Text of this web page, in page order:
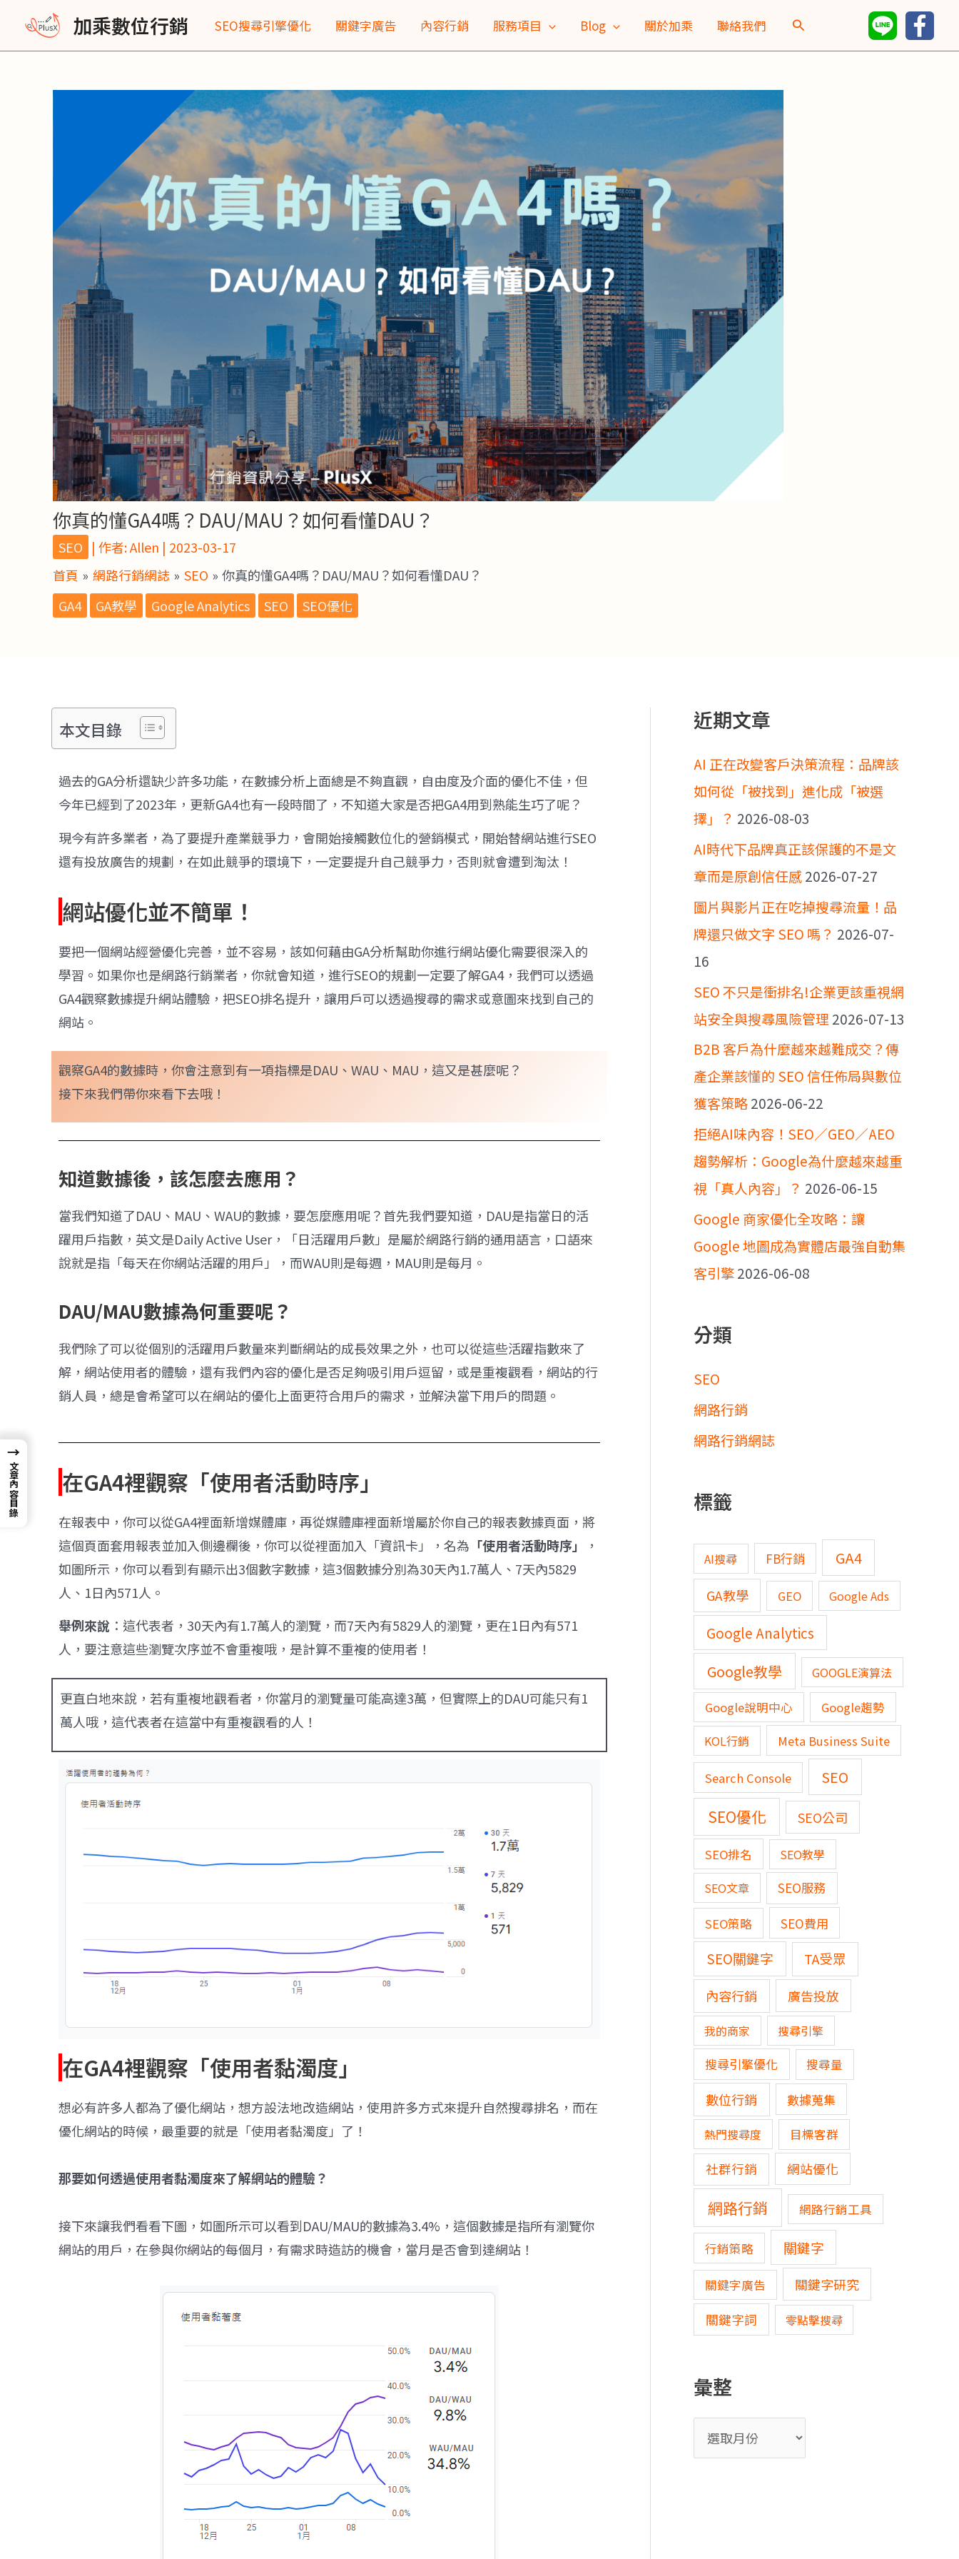
主
加乘數位行銷 SEO搜尋引擎優化 關鍵字廣告 內容行銷 服務項目 Blog 關於加乘 聯絡我們
你真的懂GA4嗎？DAU/MAU？如何看懂DAU？
SEO | 作者:Allen | 2023-03-17
首頁
網路行銷網誌 SEO
你真的懂GA4嗎？DAU/MAU？如何看懂DAU？
GA4
GA教學 Google Analytics SEO SEO優化
本文目錄
過去的GA分析還缺少許多功能，在數據分析上面總是不夠直觀，自由度及介面的優化不佳，但
今年已經到了2023年，更新GA4也有一段時間了，不知道大家是否把GA4用到熟能生巧了呢？
現今有許多業者，為了要提升產業競爭力，會開始接觸數位化的營銷模式，開始替網站進行SEO
還有投放廣告的規劃，在如此競爭的環境下，一定要提升自己競爭力，否則就會遭到淘汰！
網站優化並不簡單！
要把一個網站經營優化完善，並不容易，該如何藉由GA分析幫助你進行網站優化需要很深入的
學習。如果你也是網路行銷業者，你就會知道，進行SEO的規劃一定要了解GA4，我們可以透過
GA4觀察數據提升網站體驗，把SEO排名提升，讓用戶可以透過搜尋的需求或意圖來找到自己的
網站。
觀察GA4的數據時，你會注意到有一項指標是DAU、WAU、MAU，這又是甚麼呢？
接下來我們帶你來看下去哦！
知道數據後，該怎麼去應用？
當我們知道了DAU、MAU、WAU的數據，要怎麼應用呢？首先我們要知道，DAU是指當日的活
躍用戶指數，英文是Daily Active User，「日活躍用戶數」是屬於網路行銷的通用語言，口語來
說就是指「每天在你網站活躍的用戶」，而WAU則是每週，MAU則是每月。
DAU/MAU數據為何重要呢？
我們除了可以從個別的活躍用戶數量來判斷網站的成長效果之外，也可以從這些活躍指數來了
解，網站使用者的體驗，還有我們內容的優化是否足夠吸引用戶逗留，或是重複觀看，網站的行
銷人員，總是會希望可以在網站的優化上面更符合用戶的需求，並解決當下用戶的問題。
在GA4裡觀察「使用者活動時序」
在報表中，你可以從GA4裡面新增媒體庫，再從媒體庫裡面新增屬於你自己的報表數據頁面，將
這個頁面套用報表並加入側邊欄後，你可以從裡面加入「資訊卡」，名為 「使用者活動時序」
，
如圖所示，你可以看到有顯示出3個數字數據，這3個數據分別為30天內1.7萬人、7天內5829
人、1日內571人。
舉例來說 ：這代表者，30天內有1.7萬人的瀏覽，而7天內有5829人的瀏覽，更在1日內有571
人，要注意這些瀏覽次序並不會重複哦，是計算不重複的使用者！
更直白地來說，若有重複地觀看者，你當月的瀏覽量可能高達3萬，但實際上的DAU可能只有1
萬人哦，這代表者在這當中有重複觀看的人！
在GA4裡觀察「使用者黏濁度」
想必有許多人都為了優化網站，想方設法地改造網站，使用許多方式來提升自然搜尋排名，而在
優化網站的時候，最重要的就是「使用者黏濁度」了！
那要如何透過使用者黏濁度來了解網站的體驗？
接下來讓我們看看下圖，如圖所示可以看到DAU/MAU的數據為3.4%，這個數據是指所有瀏覽你
網站的用戶，在參與你網站的每個月，有需求時造訪的機會，當月是否會到達網站！
Post
navigation
近期文章
AI 正在改變客戶決策流程：品牌該
如何從「被找到」進化成「被選
擇」？ 2026-08-03
AI時代下品牌真正該保護的不是文
章而是原創信任感2026-07-27
圖片與影片正在吃掉搜尋流量！品
牌還只做文字 SEO 嗎？ 2026-07-
16
SEO 不只是衝排名!企業更該重視網
站安全與搜尋風險管理 2026-07-13
B2B 客戶為什麼越來越難成交？傳
產企業該懂的 SEO 信任佈局與數位
獲客策略2026-06-22
拒絕AI味內容！SEO／GEO／AEO
趨勢解析：Google為什麼越來越重
視「真人內容」？ 2026-06-15
Google 商家優化全攻略：讓
Google 地圖成為實體店最強自動集
客引擎2026-06-08
分類
SEO
網路行銷
網路行銷網誌
標籤
AI搜尋 FB行銷 GA4
GA教學 GEO Google Ads
Google Analytics
Google教學 GOOGLE演算法
Google說明中心
Google趨勢
KOL行銷
Meta Business Suite
Search Console SEO
SEO優化 SEO公司
SEO排名
SEO教學
SEO文章
SEO服務
SEO策略 SEO費用
SEO關鍵字
TA受眾
內容行銷
廣告投放
我的商家 搜尋引擎
搜尋引擎優化 搜尋量
數位行銷 數據蒐集
熱門搜尋度 目標客群
社群行銷 網站優化
網路行銷 網路行銷工具
行銷策略 關鍵字
關鍵字廣告 關鍵字研究
關鍵字詞 零點擊搜尋
彙整
→
文章內容目錄